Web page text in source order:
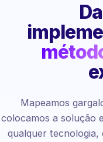
Mapeamos
colocamos a solução
qualquer tecnologia,